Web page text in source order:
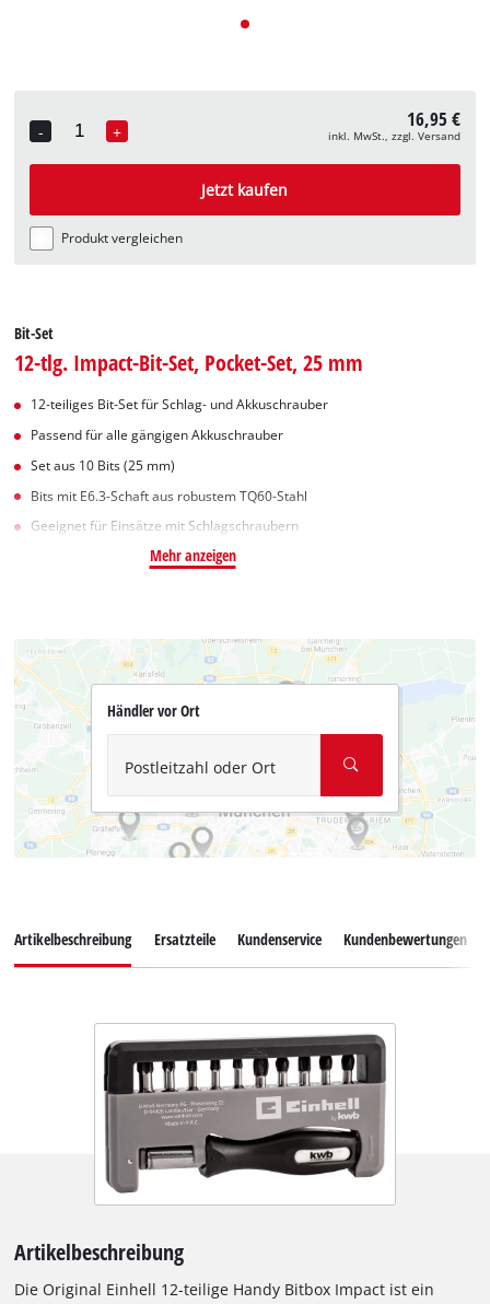
-
Quantity
+ 16,95 €
inkl. MwSt., zzgl. Versand
Jetzt kaufen
Produkt vergleichen
Bit-Set
12-tlg. Impact-Bit-Set, Pocket-Set, 25 mm
12-teiliges Bit-Set für Schlag- und Akkuschrauber
Passend für alle gängigen Akkuschrauber
Set aus 10 Bits (25 mm)
Bits mit E6.3-Schaft aus robustem TQ60-Stahl
Geeignet für Einsätze mit Schlagschraubern
Mehr anzeigen
Händler vor Ort
Postleitzahl oder Ort
Artikelbeschreibung Ersatzteile Kundenservice Kundenbewertungen
Artikelbeschreibung
Die Original Einhell 12-teilige Handy Bitbox Impact ist ein